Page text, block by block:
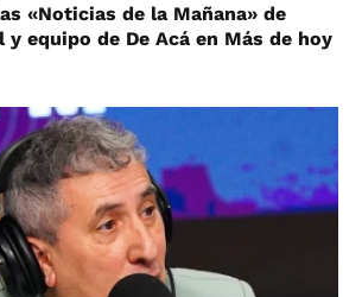
«Noticias de la Mañana» de
y equipo de De Acá en Más de hoy